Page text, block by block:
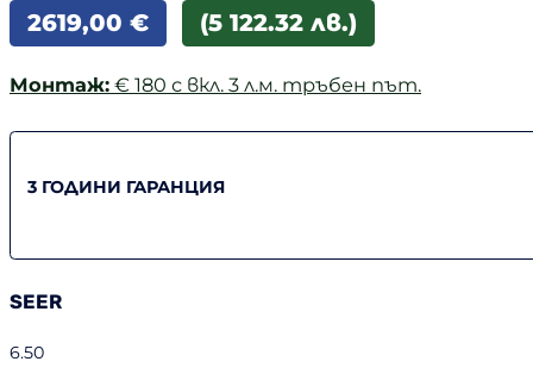
2619,00 € (5 122.32 лв.)
Монтаж: € 180 с вкл. 3 л.м. тръбен път.
3 ГОДИНИ ГАРАНЦИЯ
SEER
6.50